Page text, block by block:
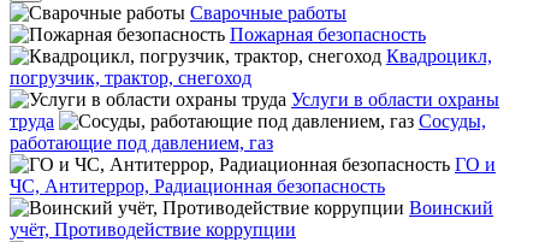
Сварочные работы
Пожарная безопасность
Квадроцикл,
погрузчик, трактор, снегоход
Услуги в области охраны
труда
Сосуды,
работающие под давлением, газ
ГО и
ЧС, Антитеррор, Радиационная безопасность
Воинский
учёт, Противодействие коррупции